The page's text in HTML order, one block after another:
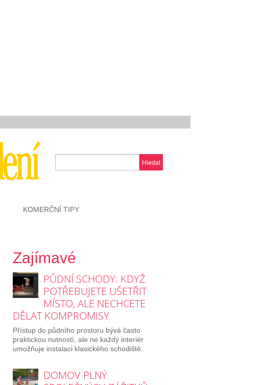
Hledat
KOMERČNÍ TIPY
Zajímavé
PŮDNÍ SCHODY: KDYŽ
POTŘEBUJETE UŠETŘIT
MÍSTO, ALE NECHCETE
DĚLAT KOMPROMISY
Přístup do půdního prostoru bývá často
praktickou nutností, ale ne každý interiér
umožňuje instalaci klasického schodiště.
DOMOV PLNÝ